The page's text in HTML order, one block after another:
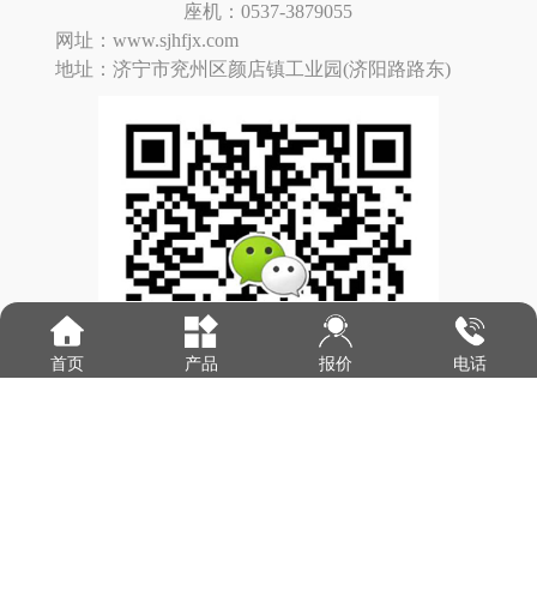
座机：0537-3879055
网址：www.sjhfjx.com
地址：济宁市兖州区颜店镇工业园(济阳路路东)
首页 产品 报价 电话